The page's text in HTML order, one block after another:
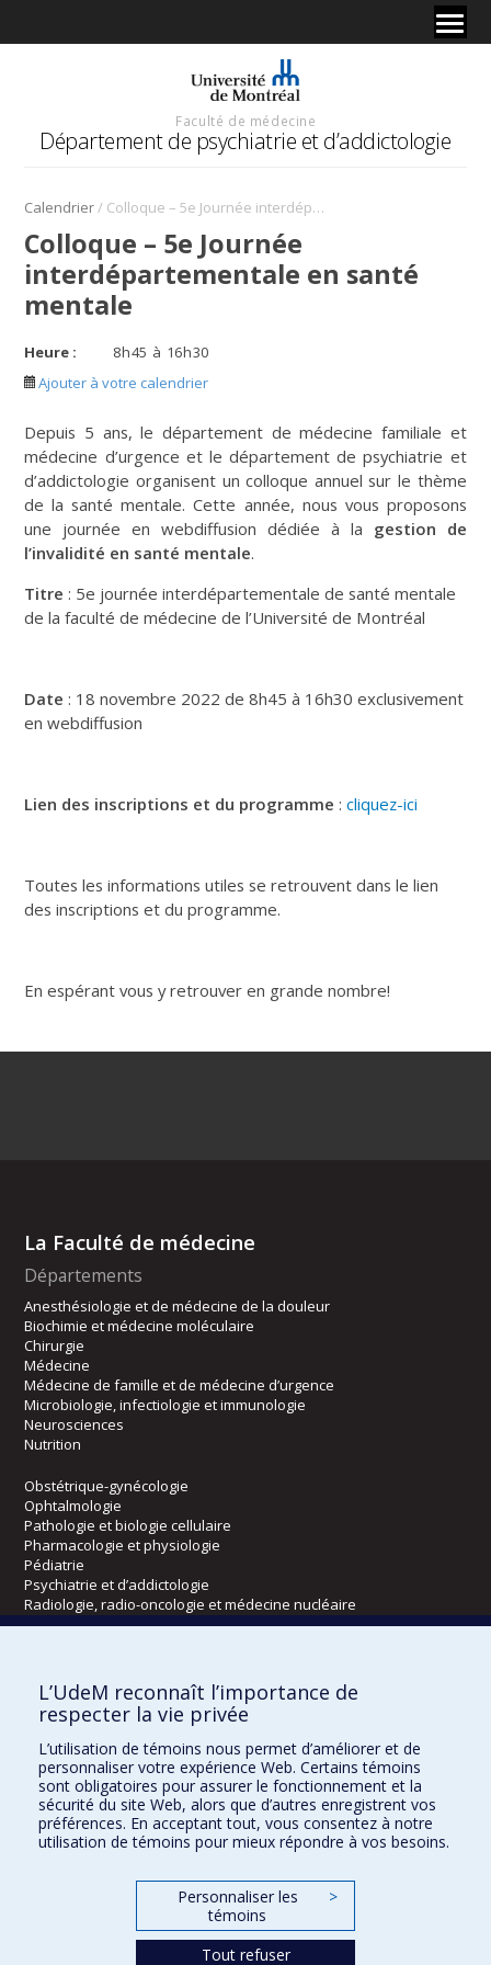
Faculté de médecine
Département de psychiatrie et d’addictologie
Calendrier/ Colloque – 5e Journée interdépartementale en santé mentale
Colloque – 5e Journée
interdépartementale en santé
mentale
Heure : 8h45 à 16h30
Ajouter à votre calendrier
Depuis 5 ans, le département de médecine familiale et
médecine d’urgence et le département de psychiatrie et
d’addictologie organisent un colloque annuel sur le thème
de la santé mentale. Cette année, nous vous proposons
une journée en webdiffusion dédiée à la gestion de
l’invalidité en santé mentale.
Titre : 5e journée interdépartementale de santé mentale
de la faculté de médecine de l’Université de Montréal
Date : 18 novembre 2022 de 8h45 à 16h30 exclusivement
en webdiffusion
Lien des inscriptions et du programme :cliquez-ici
Toutes les informations utiles se retrouvent dans le lien
des inscriptions et du programme.
En espérant vous y retrouver en grande nombre!
La Faculté de médecine
Départements
Anesthésiologie et de médecine de la douleur
Biochimie et médecine moléculaire
Chirurgie
Médecine
Médecine de famille et de médecine d’urgence
Microbiologie, infectiologie et immunologie
Neurosciences
Nutrition
Obstétrique-gynécologie
Ophtalmologie
Pathologie et biologie cellulaire
Pharmacologie et physiologie
Pédiatrie
Psychiatrie et d’addictologie
Radiologie, radio-oncologie et médecine nucléaire
Kinésiologie et des sciences de l’activité physique
Orthophonie et audiologie
Réadaptation
Directions
DPC
CPASS
L’UdeM reconnaît l’importance de
respecter la vie privée
L’utilisation de témoins nous permet d’améliorer et de
personnaliser votre expérience Web. Certains témoins
sont obligatoires pour assurer le fonctionnement et la
sécurité du site Web, alors que d’autres enregistrent vos
préférences. En acceptant tout, vous consentez à notre
utilisation de témoins pour mieux répondre à vos besoins.
Personnaliser les
témoins
>
Tout refuser